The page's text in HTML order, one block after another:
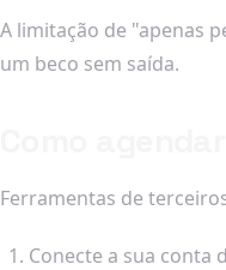
A limitação de "apenas
um beco sem saída.
Ferramentas de
Conecte a sua conta